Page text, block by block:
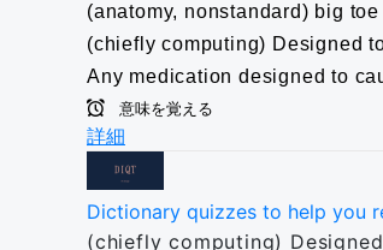
(anatomy, nonstandard) big toe
(chiefly computing) Designed
Any medication designed to
意味を覚える
詳細
Dictionary quizzes to help you
(chiefly computing)